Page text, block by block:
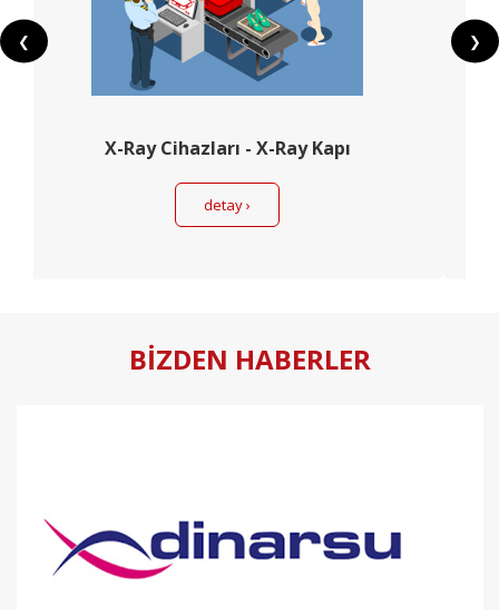
❮
X-Ray Cihazları - X-Ray Kapı
detay ›
❯
BİZDEN HABERLER